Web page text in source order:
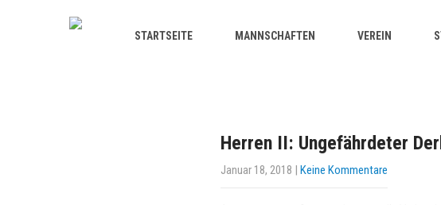
STARTSEITE MANNSCHAFTEN VEREIN
Herren II: Ungefährdeter
Januar 18, 2018 | Keine Kommentare